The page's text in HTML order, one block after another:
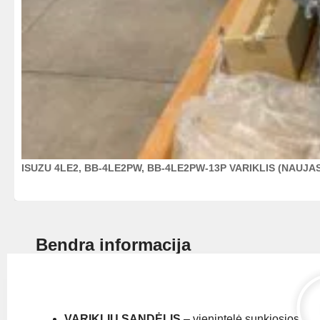
ISUZU 4LE2, BB-4LE2PW, BB-4LE2PW-13P VARIKLIS
Bendra informacija